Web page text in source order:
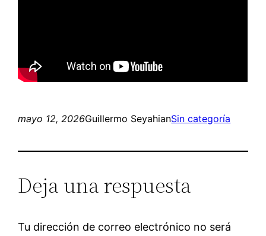
mayo 12, 2026Guillermo SeyahianSin categoría
Deja una respuesta
Tu dirección de correo electrónico no será